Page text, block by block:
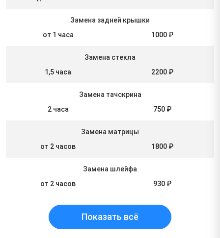
Замена задней крышки
от 1 часа
1000 ₽
Замена стекла
1,5 часа
2200 ₽
Замена тачскрина
2 часа
750 ₽
Замена матрицы
от 2 часов
1800 ₽
Замена шлейфа
от 2 часов
930 ₽
Показать всё